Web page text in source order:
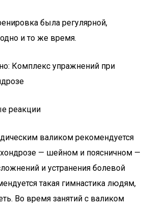
была регулярной,
и то же время.
Комплекс упражнений при
реакции
валиком рекомендуется
— шейном и поясничном —
и устранения болевой
такая гимнастика людям,
Во время занятий с валиком